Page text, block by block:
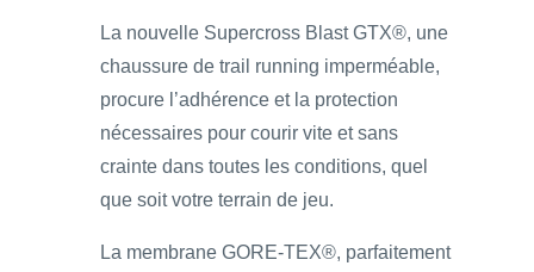
La nouvelle Supercross Blast GTX®, une
chaussure de trail running imperméable,
procure l’adhérence et la protection
nécessaires pour courir vite et sans
crainte dans toutes les conditions, quel
que soit votre terrain de jeu.
La membrane GORE-TEX®, parfaitement